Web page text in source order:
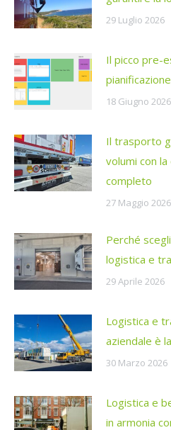
29 Luglio 2026
Il picco pre-
18 Giugno 2026
Il trasporto
volumi con la
completo
27 Maggio 2026
Perché
logistica e
29 Aprile 2026
Logistica e
aziendale è
30 Marzo 2026
Logistica e
in armonia